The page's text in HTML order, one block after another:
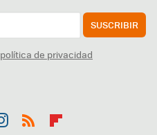
SUSCRIBIR
política de privacidad